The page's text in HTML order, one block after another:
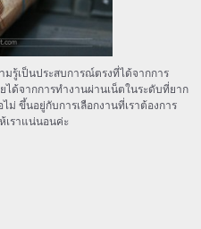
รู้เป็นประสบการณ์ตรงที่ได้จากการ
ได้จากการทำงานผ่านเน็ตในระดับที่ยาก
ม่ ขึ้นอยู่กับการเลือกงานที่เราต้องการ
เราแน่นอนค่ะ